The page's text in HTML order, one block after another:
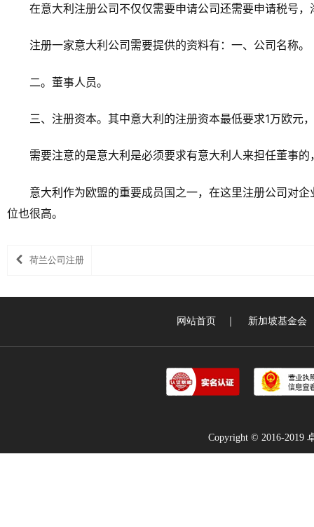
在意大利注册公司不仅仅需要申请公司还需要申请税号
注册一家意大利公司需要提供的资料有：一、公司名称。
二。董事人员。
三、注册资本。其中意大利的注册资本最低要求1万欧元
需要注意的是意大利是必须要求有意大利人来担任董事
意大利作为欧盟的重要成员国之一，在这里注册公司对
位也很高。
荷兰公司注册
网站首页｜ 新加坡基金会
Copyright © 2016-2019